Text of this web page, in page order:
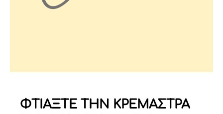
ΦΤΙΑΞΤΕ ΤΗΝ ΚΡΕΜΑΣΤΡΑ